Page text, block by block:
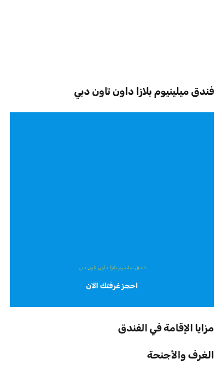
فندق ميلينيوم بلازا داون تاون دبي
فندق ميلينيوم بلازا داون تاون دبي
احجز غرفتك الآن
مزايا الإقامة في الفندق
الغرف والأجنحة